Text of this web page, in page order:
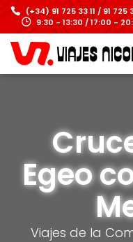
(+34) 91 725 33 11 / 91 725
9:30 - 13:30 / 17:00 -
Egeo
Viajes de la